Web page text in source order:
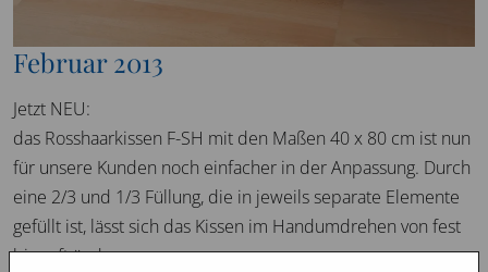
Februar 2013
Jetzt NEU:
das Rosshaarkissen F-SH mit den Maßen 40 x 80 cm ist nun
für unsere Kunden noch einfacher in der Anpassung. Durch
eine 2/3 und 1/3 Füllung, die in jeweils separate Elemente
gefüllt ist, lässt sich das Kissen im Handumdrehen von fest
bis soft ändern.